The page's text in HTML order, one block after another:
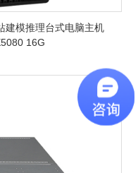
建模推理台式电脑主机
16G